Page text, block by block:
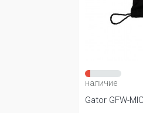
наличие
Gator GFW-